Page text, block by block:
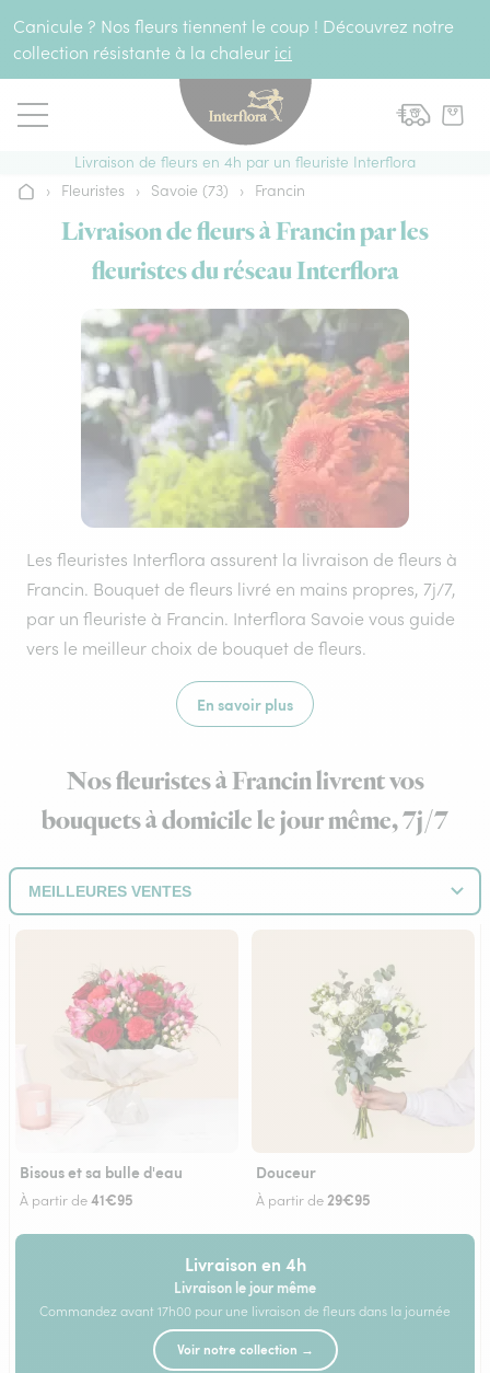
Canicule ? Nos fleurs tiennent le coup ! Découvrez notre
collection résistante à la chaleur ici
Livraison de fleurs en 4h par un fleuriste Interflora
Accueil
› Fleuristes › Savoie (73) › Francin
Livraison de fleurs à Francin par les
fleuristes du réseau Interflora
Les fleuristes Interflora assurent la livraison de fleurs à
Francin. Bouquet de fleurs livré en mains propres, 7j/7,
par un fleuriste à Francin. Interflora Savoie vous guide
vers le meilleur choix de bouquet de fleurs.
En savoir plus
Nos fleuristes à Francin livrent vos
bouquets à domicile le jour même, 7j/7
Bisous et sa bulle d'eau
À partir de41€95
Douceur
À partir de 29€95
Livraison en 4h
Livraison le jour même
Commandez avant 17h00 pour une livraison de fleurs dans la journée
Voir notre collection →